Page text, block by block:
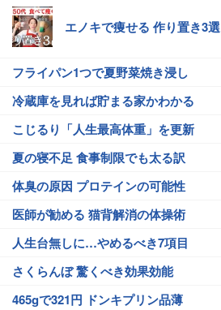
エノキで痩せる 作り置き3選
フライパン1つで夏野菜焼き浸し
冷蔵庫を見れば貯まる家かわかる
こじるり「人生最高体重」を更新
夏の寝不足 食事制限でも太る訳
体臭の原因 プロテインの可能性
医師が勧める 猫背解消の体操術
人生台無しに…やめるべき7項目
さくらんぼ 驚くべき効果効能
465gで321円 ドンキプリン品薄